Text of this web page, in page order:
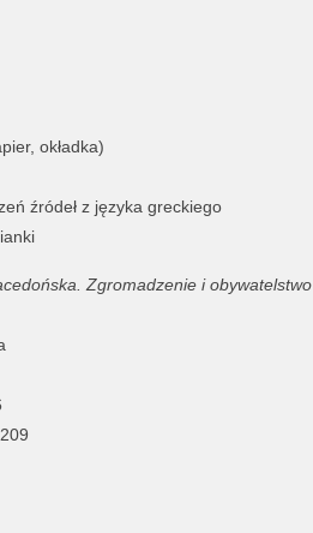
okładka)
źródeł z języka greckiego
Zgromadzenie i